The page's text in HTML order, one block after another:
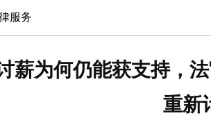
服务
薪为何仍能获支持，
重新